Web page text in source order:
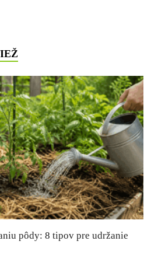
pôdy: 8 tipov pre udržanie